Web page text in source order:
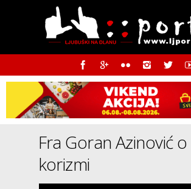
Fra Goran Azinović o
korizmi